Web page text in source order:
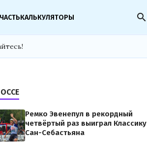
КАЛЬКУЛЯТОРЫ search
Ремко Эвенепул в рекордный
четвёртый раз выиграл Классику
Сан-Себастьяна